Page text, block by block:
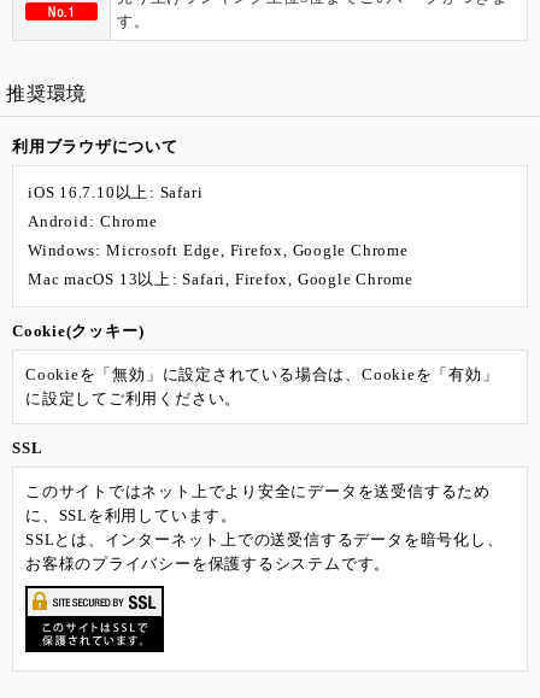
す。
推奨環境
利用ブラウザについて
iOS 16.7.10以上 : Safari
Android: Chrome
Windows: Microsoft Edge, Firefox, Google Chrome
Mac macOS 13以上 : Safari, Firefox, Google Chrome
Cookie(クッキー)
Cookieを「無効」に設定されている場合は、Cookieを「有効」
に設定してご利用ください。
SSL
このサイトではネット上でより安全にデータを送受信するため
に、SSLを利用しています。
SSLとは、インターネット上での送受信するデータを暗号化し、
お客様のプライバシーを保護するシステムです。